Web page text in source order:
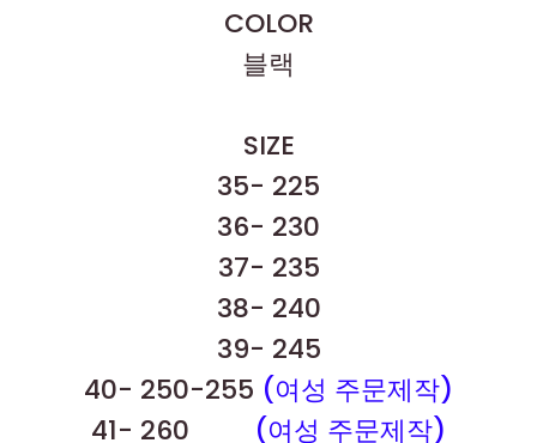
COLOR
블랙
SIZE
35- 225
36- 230
37- 235
38- 240
39- 245
40- 250-255 (여성 주문제작)
41- 260 (여성 주문제작)